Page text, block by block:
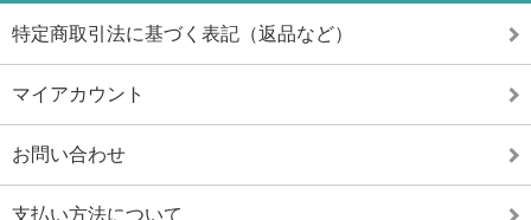
特定商取引法に基づく表記（返品など）
マイアカウント
お問い合わせ
支払い方法について